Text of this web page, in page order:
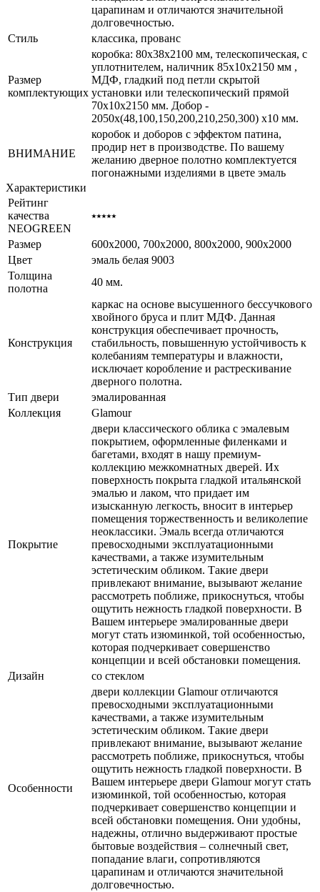
царапинам и отличаются значительной
долговечностью.
Стиль
классика, прованс
Размер
комплектующих
коробка: 80x38x2100 мм, телескопическая, с
уплотнителем, наличник 85x10x2150 мм ,
МДФ, гладкий под петли скрытой
установки или телескопический прямой
70x10х2150 мм. Добор -
2050х(48,100,150,200,210,250,300) х10 мм.
ВНИМАНИЕ
коробок и доборов с эффектом патина,
продир нет в производстве. По вашему
желанию дверное полотно комплектуется
погонажными изделиями в цвете эмаль
Характеристики
Рейтинг
качества
NEOGREEN
⭑⭑⭑⭑⭑
Размер
600x2000, 700x2000, 800x2000, 900x2000
Цвет
эмаль белая 9003
Толщина
полотна
40 мм.
Конструкция
каркас на основе высушенного бессучкового
хвойного бруса и плит МДФ. Данная
конструкция обеспечивает прочность,
стабильность, повышенную устойчивость к
колебаниям температуры и влажности,
исключает коробление и растрескивание
дверного полотна.
Тип двери
эмалированная
Коллекция
Glamour
Покрытие
двери классического облика с эмалевым
покрытием, оформленные филенками и
багетами, входят в нашу премиум-
коллекцию межкомнатных дверей. Их
поверхность покрыта гладкой итальянской
эмалью и лаком, что придает им
изысканную легкость, вносит в интерьер
помещения торжественность и великолепие
неоклассики. Эмаль всегда отличаются
превосходными эксплуатационными
качествами, а также изумительным
эстетическим обликом. Такие двери
привлекают внимание, вызывают желание
рассмотреть поближе, прикоснуться, чтобы
ощутить нежность гладкой поверхности. В
Вашем интерьере эмалированные двери
могут стать изюминкой, той особенностью,
которая подчеркивает совершенство
концепции и всей обстановки помещения.
Дизайн
со стеклом
Особенности
двери коллекции Glamour отличаются
превосходными эксплуатационными
качествами, а также изумительным
эстетическим обликом. Такие двери
привлекают внимание, вызывают желание
рассмотреть поближе, прикоснуться, чтобы
ощутить нежность гладкой поверхности. В
Вашем интерьере двери Glamour могут стать
изюминкой, той особенностью, которая
подчеркивает совершенство концепции и
всей обстановки помещения. Они удобны,
надежны, отлично выдерживают простые
бытовые воздействия – солнечный свет,
попадание влаги, сопротивляются
царапинам и отличаются значительной
долговечностью.